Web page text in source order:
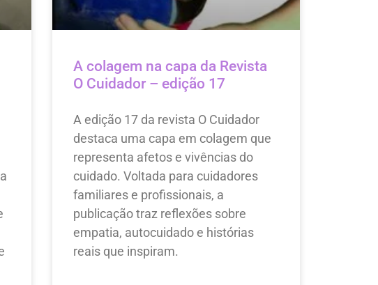
A colagem na capa da Revista
O Cuidador – edição 17
A edição 17 da revista O Cuidador
destaca uma capa em colagem que
representa afetos e vivências do
cuidado. Voltada para cuidadores
familiares e profissionais, a
publicação traz reflexões sobre
empatia, autocuidado e histórias
reais que inspiram.